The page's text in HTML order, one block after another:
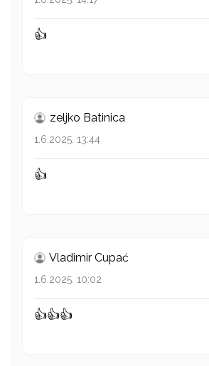
👍
zeljko Batinica
1.6.2025. 13:44
👍
Vladimir Cupać
1.6.2025. 10:02
👍👍👍